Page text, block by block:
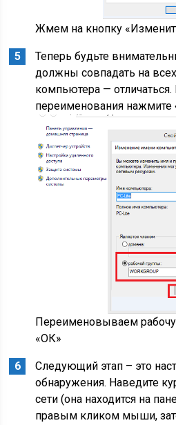
Жмем на кнопку
Теперь будьте
должны совпадать на
компьютера —
переименования нажмите
Переименовываем
«ОК»
Следующий этап – это
обнаружения. Наведите
сети (она находится на
правым кликом мыши,